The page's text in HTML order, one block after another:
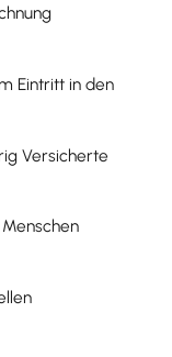
Eintritt in den
Versicherte